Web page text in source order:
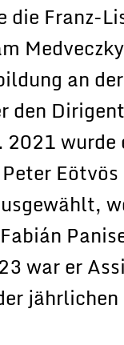
die Franz-
an
den
wurde
war er